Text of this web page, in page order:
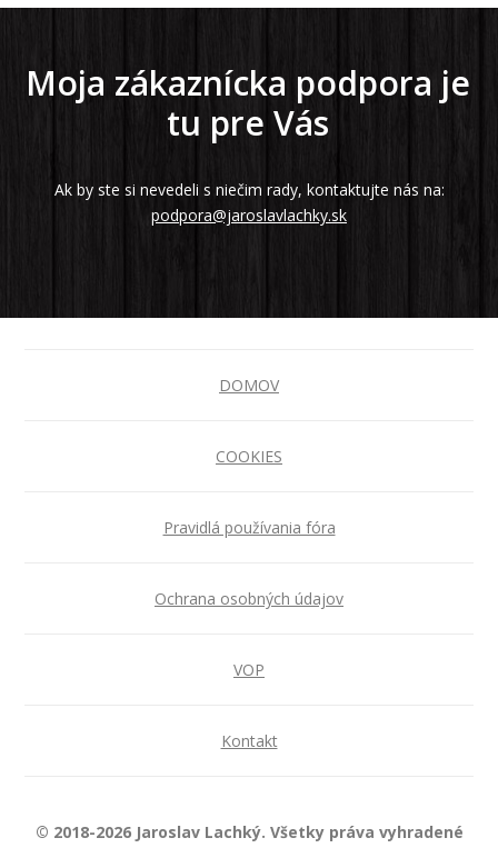
Moja zákaznícka podpora je
tu pre Vás
Ak by ste si nevedeli s niečim rady, kontaktujte nás na:
podpora@jaroslavlachky.sk
DOMOV
COOKIES
Pravidlá používania fóra
Ochrana osobných údajov
VOP
Kontakt
© 2018-2026 Jaroslav Lachký. Všetky práva vyhradené